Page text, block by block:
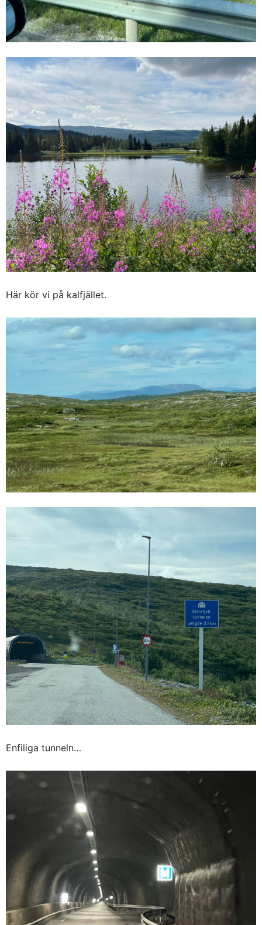
Här kör vi på kalfjället.
Enfiliga tunneln…